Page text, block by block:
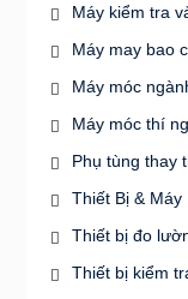
Máy kiểm tra
Máy may bao
Máy móc
Máy móc thí
Phụ tùng thay
Thiết Bị & Máy
Thiết bị đo
Thiết bị kiểm